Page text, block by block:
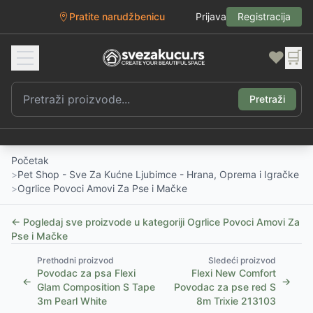
Pratite narudžbenicu Prijava Registracija
❤️ 🛒
Pretraži
Početak
>Pet Shop - Sve Za Kućne Ljubimce - Hrana, Oprema i Igračke
>Ogrlice Povoci Amovi Za Pse i Mačke
← Pogledaj sve proizvode u kategoriji Ogrlice Povoci Amovi Za
Pse i Mačke
←
Prethodni proizvod
Povodac za psa Flexi
Glam Composition S Tape
3m Pearl White
Sledeći proizvod
Flexi New Comfort
Povodac za pse red S
8m Trixie 213103
→